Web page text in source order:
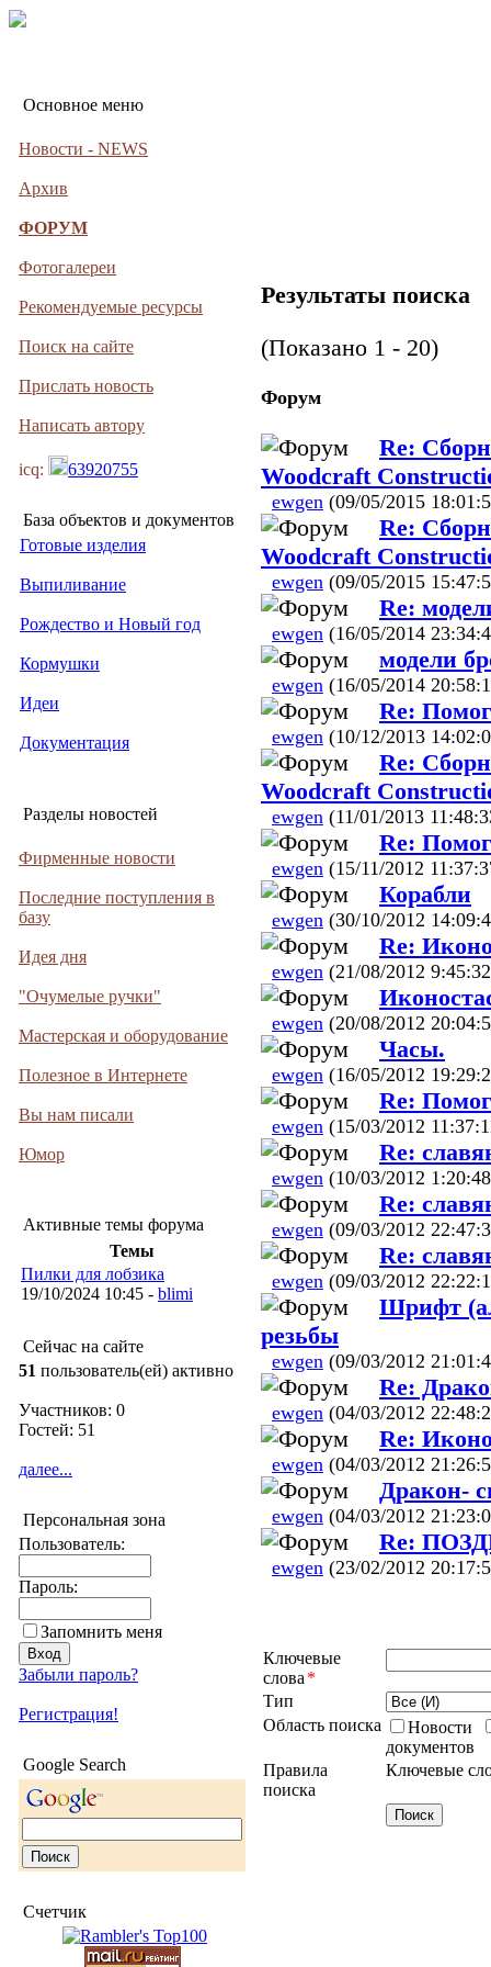
Основное меню
Новости - NEWS
Архив
ФОРУМ
Фотогалереи
Рекомендуемые ресурсы
Поиск на сайте
Прислать новость
Написать автору
icq: 63920755
База объектов и документов
Готовые изделия
Выпиливание
Рождество и Новый год
Кормушки
Идеи
Документация
Разделы новостей
Фирменные новости
Последние поступления в
базу
Идея дня
"Очумелые ручки"
Мастерская и оборудование
Полезное в Интернете
Вы нам писали
Юмор
Активные темы форума
Темы
Пилки для лобзика
19/10/2024 10:45 - blimi
Сейчас на сайте
51 пользователь(ей) активно
Участников: 0
Гостей: 51
далее...
Персональная зона
Пользователь:
Пароль:
Запомнить меня
Забыли пароль?
Регистрация!
Google Search
Счетчик
Результаты поиска
(Показано 1 - 20)
Форум
Re:
Woodcraft
ewgen (09/05/2015
Re:
Woodcraft
ewgen (09/05/2015
Re:
ewgen (16/05/2014
модели
ewgen (16/05/2014
Re:
ewgen (10/12/2013
Re:
Woodcraft
ewgen (11/01/2013
Re:
ewgen (15/11/2012
Корабли
ewgen (30/10/2012
Re:
ewgen (21/08/2012
ewgen (20/08/2012
Часы.
ewgen (16/05/2012
Re:
ewgen (15/03/2012
Re:
ewgen (10/03/2012
Re:
ewgen (09/03/2012
Re:
ewgen (09/03/2012
Шрифт
резьбы
ewgen (09/03/2012
Re:
ewgen (04/03/2012
Re:
ewgen (04/03/2012
Дракон-
ewgen (04/03/2012
Re:
ewgen (23/02/2012
Ключевые
слова *
Тип
Область поиска
Новости
документов
Правила
поиска
Ключевые